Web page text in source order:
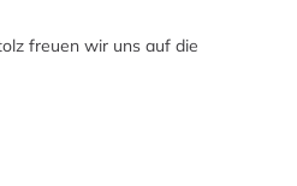
freuen wir uns auf die